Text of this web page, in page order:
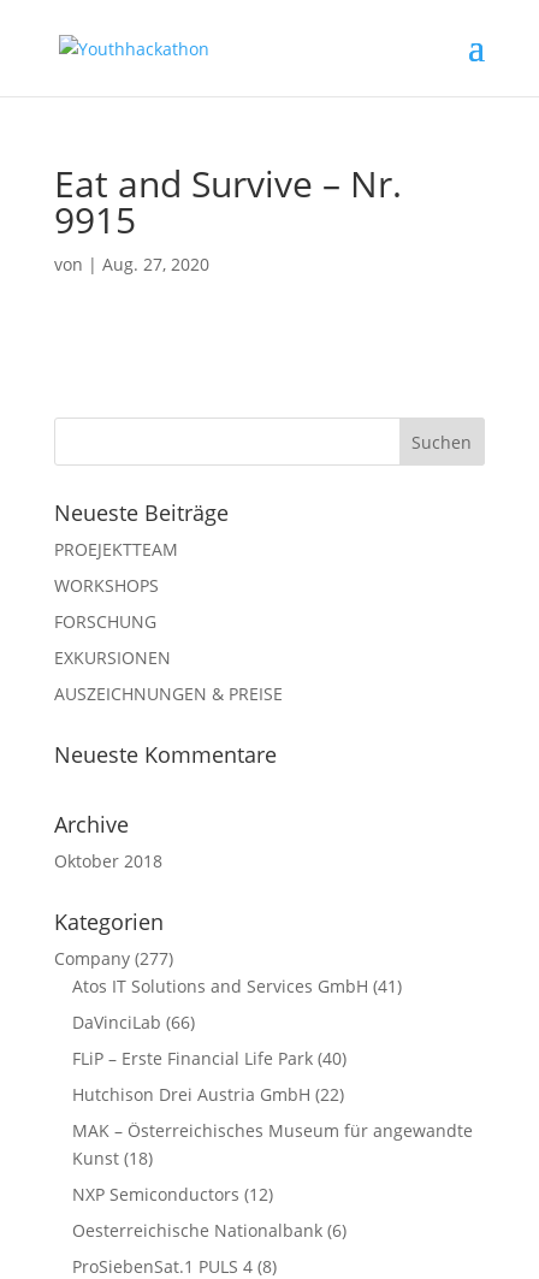
Eat and Survive – Nr.
9915
von | Aug. 27, 2020
Neueste Beiträge
PROEJEKTTEAM
WORKSHOPS
FORSCHUNG
EXKURSIONEN
AUSZEICHNUNGEN & PREISE
Neueste Kommentare
Archive
Oktober 2018
Kategorien
Company(277)
Atos IT Solutions and Services GmbH (41)
DaVinciLab (66)
FLiP – Erste Financial Life Park(40)
Hutchison Drei Austria GmbH (22)
MAK – Österreichisches Museum für angewandte
Kunst(18)
NXP Semiconductors (12)
Oesterreichische Nationalbank(6)
ProSiebenSat.1 PULS 4(8)